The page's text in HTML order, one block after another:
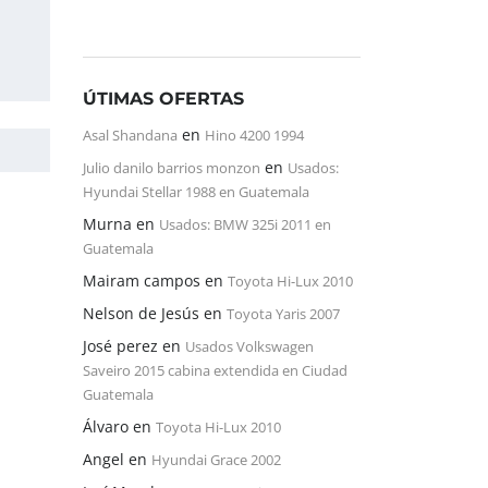
ÚTIMAS OFERTAS
Asal Shandana en Hino 4200 1994
Julio danilo barrios monzon en Usados:
Hyundai Stellar 1988 en Guatemala
Murna en Usados: BMW 325i 2011 en
Guatemala
Mairam campos en Toyota Hi-Lux 2010
Nelson de Jesús en Toyota Yaris 2007
José perez en Usados Volkswagen
Saveiro 2015 cabina extendida en Ciudad
Guatemala
Álvaro en Toyota Hi-Lux 2010
Angel en Hyundai Grace 2002